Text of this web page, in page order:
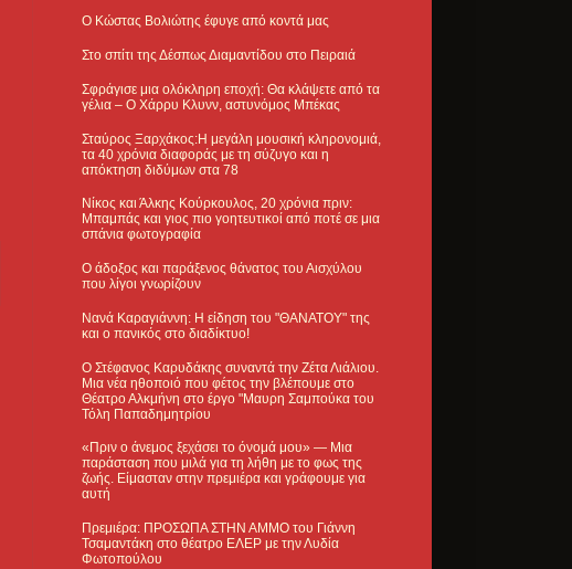
Ο Κώστας Βολιώτης έφυγε από κοντά μας
Στο σπίτι της Δέσπως Διαμαντίδου στο Πειραιά
Σφράγισε μια ολόκληρη εποχή: Θα κλάψετε από τα
γέλια – Ο Χάρρυ Κλυνν, αστυνόμος Μπέκας
Σταύρος Ξαρχάκος:Η μεγάλη μουσική κληρονομιά,
τα 40 χρόνια διαφοράς με τη σύζυγο και η
απόκτηση διδύμων στα 78
Νίκος και Άλκης Κούρκουλος, 20 χρόνια πριν:
Μπαμπάς και γιος πιο γοητευτικοί από ποτέ σε μια
σπάνια φωτογραφία
Ο άδοξος και παράξενος θάνατος του Αισχύλου
που λίγοι γνωρίζουν
Νανά Καραγιάννη: Η είδηση του "ΘΑΝΑΤΟΥ" της
και ο πανικός στο διαδίκτυο!
Ο Στέφανος Καρυδάκης συναντά την Ζέτα Λιάλιου.
Μια νέα ηθοποιό που φέτος την βλέπουμε στο
Θέατρο Αλκμήνη στο έργο "Μαυρη Σαμπούκα του
Τόλη Παπαδημητρίου
«Πριν ο άνεμος ξεχάσει το όνομά μου» — Μια
παράσταση που μιλά για τη λήθη με το φως της
ζωής. Είμασταν στην πρεμιέρα και γράφουμε για
αυτή
Πρεμιέρα: ΠΡΟΣΩΠΑ ΣΤΗΝ ΑΜΜΟ του Γιάννη
Τσαμαντάκη στο θέατρο ΕΛΕΡ με την Λυδία
Φωτοπούλου